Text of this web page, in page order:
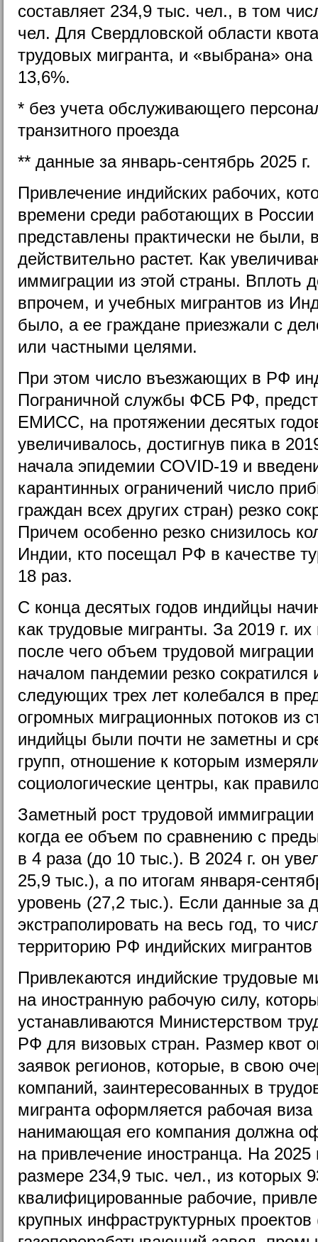
составляет 234,9 тыс. чел., в том
чел. Для Свердловской области
трудовых мигранта, и «выбрана»
13,6%.
* без учета обслуживающего
транзитного проезда
** данные за январь-сентябрь 2025 г.
Привлечение индийских рабочих,
времени среди работающих в России
представлены практически не были,
действительно растет. Как
иммиграции из этой страны. Вплоть
впрочем, и учебных мигрантов из
было, а ее граждане приезжали с
или частными целями.
При этом число въезжающих в РФ
Пограничной службы ФСБ РФ,
ЕМИСС, на протяжении десятых
увеличивалось, достигнув пика в
начала эпидемии COVID-19 и
карантинных ограничений число
граждан всех других стран) резко
Причем особенно резко снизилось
Индии, кто посещал РФ в качестве
18 раз.
С конца десятых годов индийцы
как трудовые мигранты. За 2019 г.
после чего объем трудовой
началом пандемии резко сократился
следующих трех лет колебался в
огромных миграционных потоков из
индийцы были почти не заметны и
групп, отношение к которым
социологические центры, как
Заметный рост трудовой
когда ее объем по сравнению с
в 4 раза (до 10 тыс.). В 2024 г. он
25,9 тыс.), а по итогам января-
уровень (27,2 тыс.). Если данные за
экстраполировать на весь год, то
территорию РФ индийских
Привлекаются индийские трудовые
на иностранную рабочую силу,
устанавливаются Министерством
РФ для визовых стран. Размер квот
заявок регионов, которые, в свою
компаний, заинтересованных в
мигранта оформляется рабочая
нанимающая его компания должна
на привлечение иностранца. На 2025
размере 234,9 тыс. чел., из которых
квалифицированные рабочие,
крупных инфраструктурных